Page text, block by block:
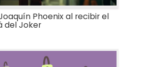
Phoenix al recibir el
del Joker